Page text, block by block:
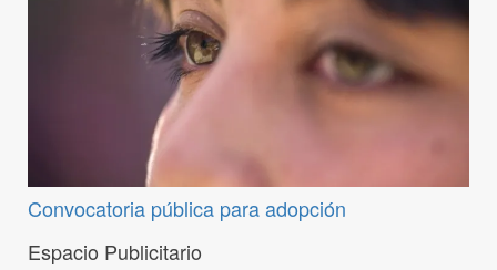
Convocatoria pública para adopción
Espacio Publicitario